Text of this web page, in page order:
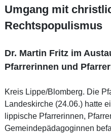
Umgang mit
Rechtspopulismus
Dr. Martin Fritz im
Pfarrerinnen und
Kreis Lippe/Blomberg. Die
Landeskirche (24.06.) hatte
lippische Pfarrerinnen,
Gemeindepädagoginnen